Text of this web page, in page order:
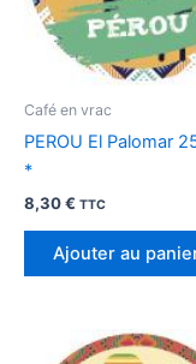
Café en vrac
PEROU El Palomar
*
8,30€ TTC
Ajouter au